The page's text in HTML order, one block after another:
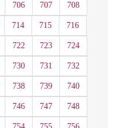
706 707 708
714 715 716
722 723 724
730 731 732
738 739 740
746 747 748